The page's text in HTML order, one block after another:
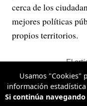
cerca de los
mejores políticas
propios territorios.
El
TE PUEDE
Usamos "Cookies"
información
Si continúa